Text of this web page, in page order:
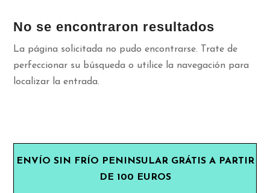
No se encontraron resultados
La página solicitada no pudo encontrarse. Trate de
perfeccionar su búsqueda o utilice la navegación para
localizar la entrada.
ENVÍO SIN FRÍO PENINSULAR GRÁTIS A PARTIR
DE 100 EUROS